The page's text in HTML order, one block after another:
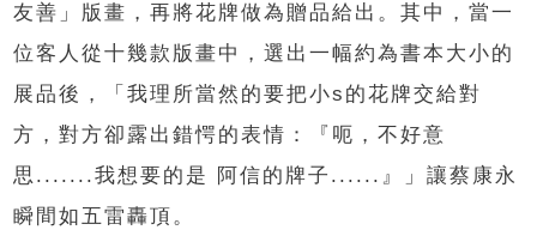
友善」版畫，再將花牌做為贈品給出。其中，當一
位客人從十幾款版畫中，選出一幅約為書本大小的
展品後，「我理所當然的要把小s的花牌交給對
方，對方卻露出錯愕的表情：『呃，不好意
思.......我想要的是 阿信的牌子......』」讓蔡康永
瞬間如五雷轟頂。